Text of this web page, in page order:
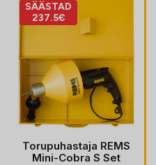
SÄÄSTAD
237.5€
Torupuhastaja REMS
Mini-Cobra S Set